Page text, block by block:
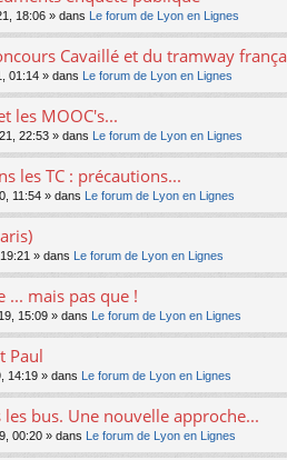
18:06 » dans Le forum de Lyon en Lignes
Cavaillé et du tramway
01:14 » dans Le forum de Lyon en Lignes
les MOOC's...
22:53 » dans Le forum de Lyon en Lignes
les TC : précautions...
11:54 » dans Le forum de Lyon en Lignes
» dans Le forum de Lyon en Lignes
... mais pas que !
15:09 » dans Le forum de Lyon en Lignes
Paul
14:19 » dans Le forum de Lyon en Lignes
les bus. Une nouvelle approche...
00:20 » dans Le forum de Lyon en Lignes